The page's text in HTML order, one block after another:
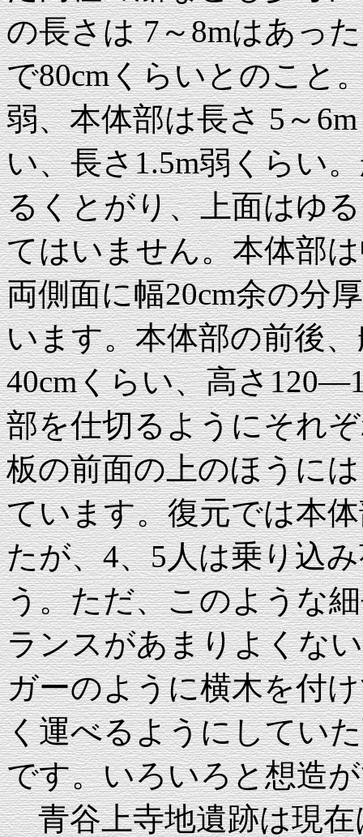
の長さは 7～8mはあっ
で80cmくらいとのこと
弱、本体部は長さ 5～
い、長さ1.5m弱くらい
るくとがり、上面はゆ
てはいません。本体部
両側面に幅20cm余の分
います。本体部の前後
40cmくらい、高さ
部を仕切るようにそれ
板の前面の上のほうに
ています。復元では本
たが、4、5人は乗り込
う。ただ、このような
ランスがあまりよくな
ガーのように横木を付
く運べるようにしてい
です。いろいろと想造
青谷上寺地遺跡は現在